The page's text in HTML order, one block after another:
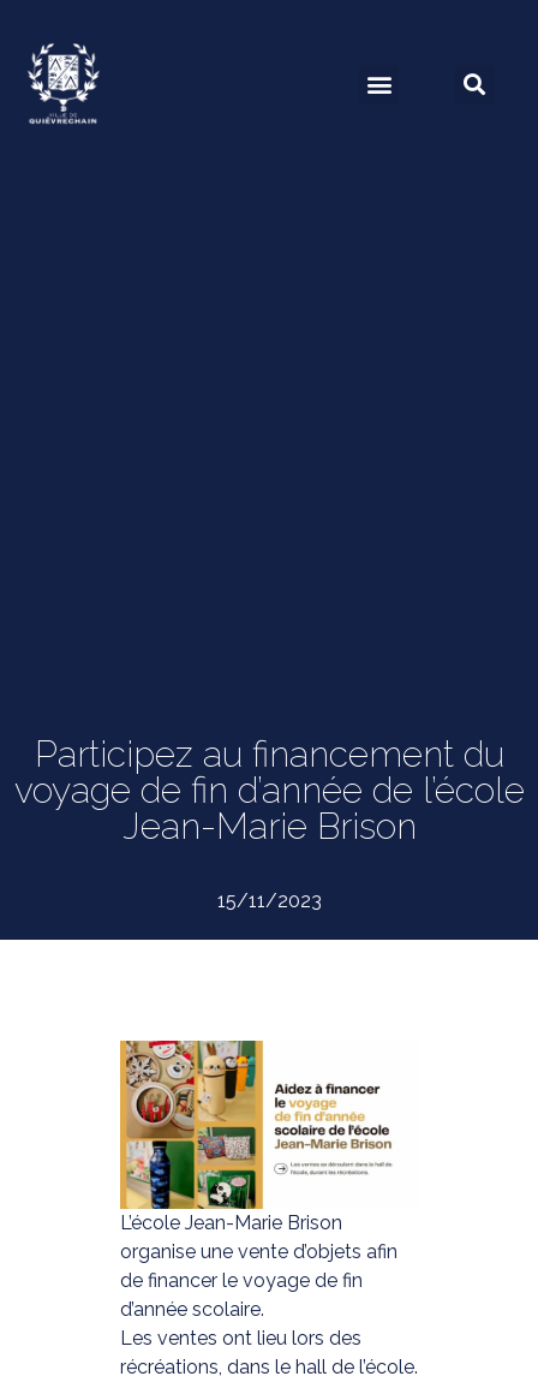
Participez au financement du
voyage de fin d’année de l’école
Jean-Marie Brison
15/11/2023
L’école Jean-Marie Brison
organise une vente d’objets afin
de financer le voyage de fin
d’année scolaire.
Les ventes ont lieu lors des
récréations, dans le hall de l’école.